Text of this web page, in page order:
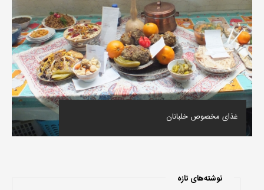
غذای مخصوص خلبانان
نوشته‌های تازه